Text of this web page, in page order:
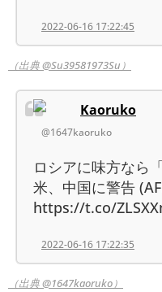
2022-06-16 17:22:45
（出典 @Su39581973Su）
Kaoruko
@1647kaoruko
ロシアに味方なら
米、中国に警告
https://t.co/
2022-06-16 17:22:35
（出典 @1647kaoruko）